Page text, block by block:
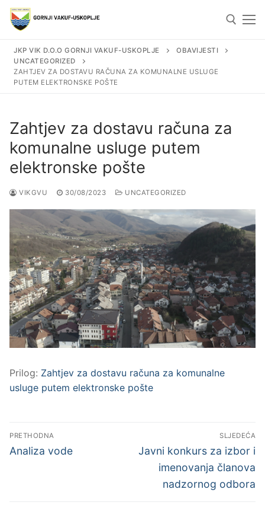
Skip
Search for:
Search
for:
Naslovna
Obavijesti
Vodovod
Javne nabave
Prijava kvara
Kontakt
JKP VIK D.O.O GORNJI VAKUF-USKOPLJE
OBAVIJESTI
UNCATEGORIZED
ZAHTJEV ZA DOSTAVU RAČUNA ZA KOMUNALNE USLUGE
PUTEM ELEKTRONSKE POŠTE
Zahtjev za dostavu računa za
komunalne usluge putem
elektronske pošte
VIKGVU 30/08/2023 UNCATEGORIZED
Prilog: Zahtjev za dostavu računa za komunalne
usluge putem elektronske pošte
Navigacija
objava
PRETHODNA
Previous
Analiza vode
SLJEDEĆA
Next
post:
Javni konkurs za izbor i
imenovanja članova
nadzornog odbora